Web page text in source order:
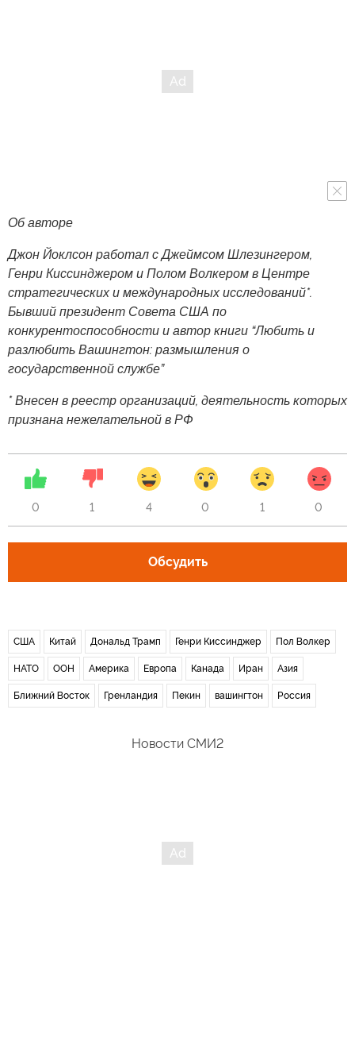
Об авторе
Джон Йоклсон работал с Джеймсом Шлезингером,
Генри Киссинджером и Полом Волкером в Центре
стратегических и международных исследований*.
Бывший президент Совета США по
конкурентоспособности и автор книги “Любить и
разлюбить Вашингтон: размышления о
государственной службе”
* Внесен в реестр организаций, деятельность которых
признана нежелательной в РФ
0 1 4 0 1 0
Обсудить
США Китай Дональд Трамп Генри Киссинджер Пол Волкер
НАТО ООН Америка Европа Канада Иран Азия
Ближний Восток Гренландия Пекин вашингтон Россия
Новости СМИ2